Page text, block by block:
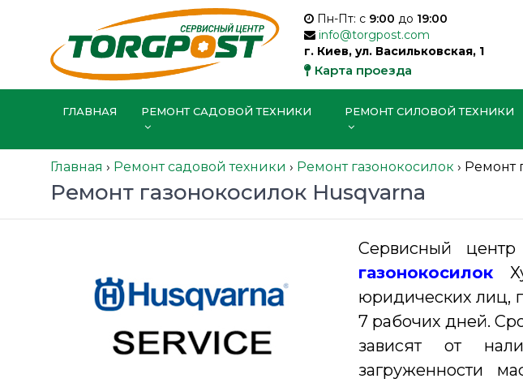
Пн-Пт: с 9:00 до 19:00
info@torgpost.com
г. Киев, ул. Васильковская, 1
Карта проезда
ГЛАВНАЯ РЕМОНТ САДОВОЙ ТЕХНИКИ РЕМОНТ СИЛОВОЙ ТЕХНИКИ
Главная › Ремонт садовой техники › Ремонт газонокосилок › Ремонт
Ремонт газонокосилок Husqvarna
Сервисный центр
газонокосилок
юридических лиц,
7 рабочих дней.
зависят от
загруженности